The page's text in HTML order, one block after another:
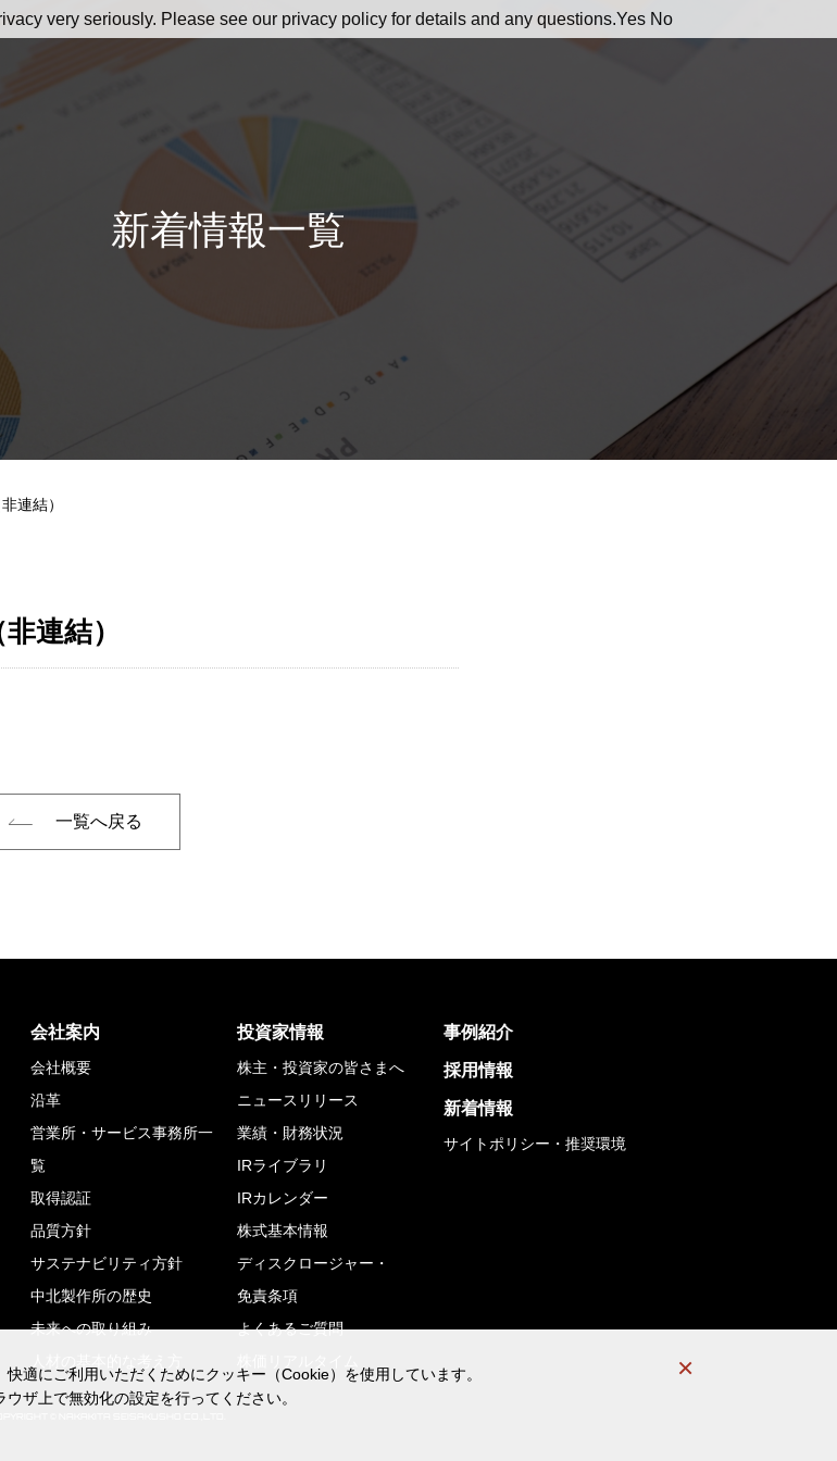
適にご利用いただくためにクッキー（Cookie）を使用しています。
ザ上で無効化の設定を行ってください。
新着情報一覧
連結）
連結）
一覧へ戻る
適にご利用いただくためにクッキー（Cookie）を使用しています。
ザ上で無効化の設定を行ってください。
会社案内
会社概要
沿革
営業所・サービス事務所一
覧
取得認証
品質方針
サステナビリティ方針
中北製作所の歴史
未来への取り組み
投資家情報
株主・投資家の皆さまへ
ニュースリリース
業績・財務状況
IRライブラリ
IRカレンダー
株式基本情報
ディスクロージャー・
免責条項
よくあるご質問
事例紹介
採用情報
新着情報
サイトポリシー・推奨環境
very seriously. Please see our privacy policy for details and any questions.Yes No